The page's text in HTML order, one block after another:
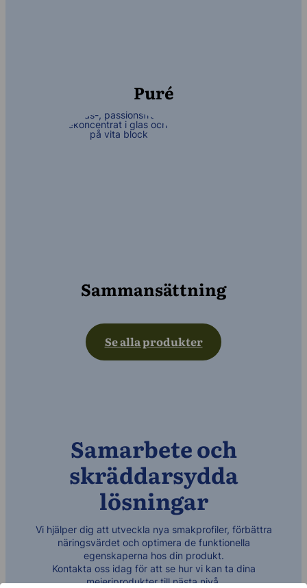
Puré
Sammansättning
Se alla produkter
Samarbete och
skräddarsydda
lösningar
Vi hjälper dig att utveckla nya smakprofiler, förbättra
näringsvärdet och optimera de funktionella
egenskaperna hos din produkt.
Kontakta oss idag för att se hur vi kan ta dina
mejeriprodukter till nästa nivå.